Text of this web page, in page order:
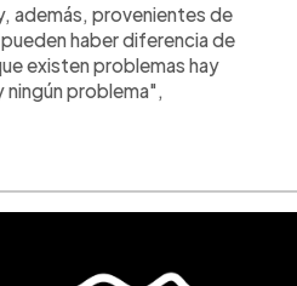
además, provenientes de
haber diferencia de
existen problemas hay
problema",